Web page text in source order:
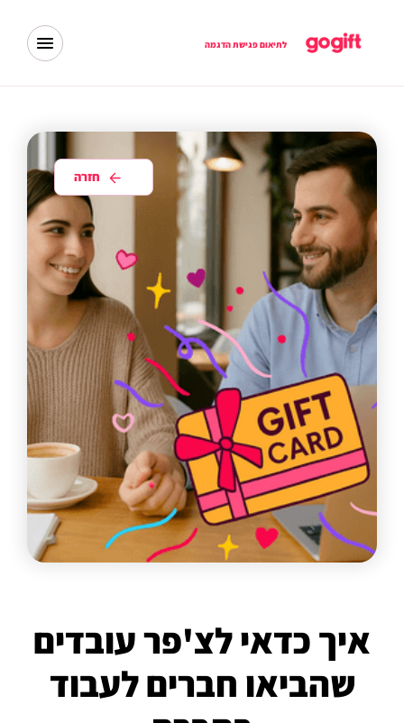
לתיאום פגישת הדגמה
חזרה
איך כדאי לצ'פר עובדים
שהביאו חברים לעבוד